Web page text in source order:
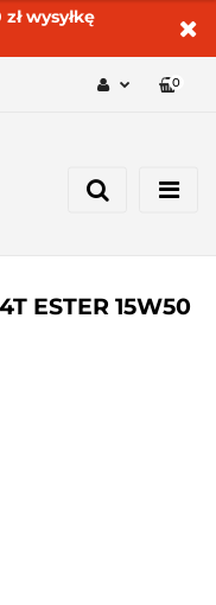
wysyłkę
Dodaj zgłoszenie
0
ESTER 15W50